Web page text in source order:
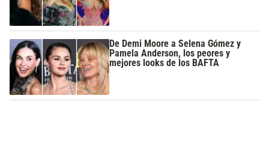
De Demi Moore a Selena Gómez y
Pamela Anderson, los peores y
mejores looks de los BAFTA